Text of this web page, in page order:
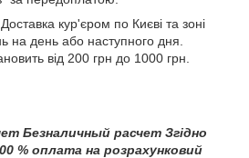
кур'єром по Києві та зоні
на день або наступного дня.
від 200 грн до 1000 грн.
Безналичный расчет Згідно
% оплата на розрахунковий